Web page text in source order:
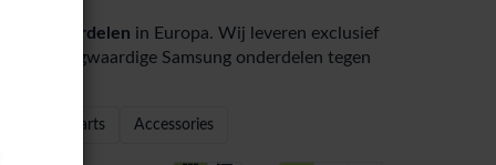
onderdelen in Europa. Wij leveren exclusief
hoogwaardige Samsung onderdelen tegen
Other parts Accessories